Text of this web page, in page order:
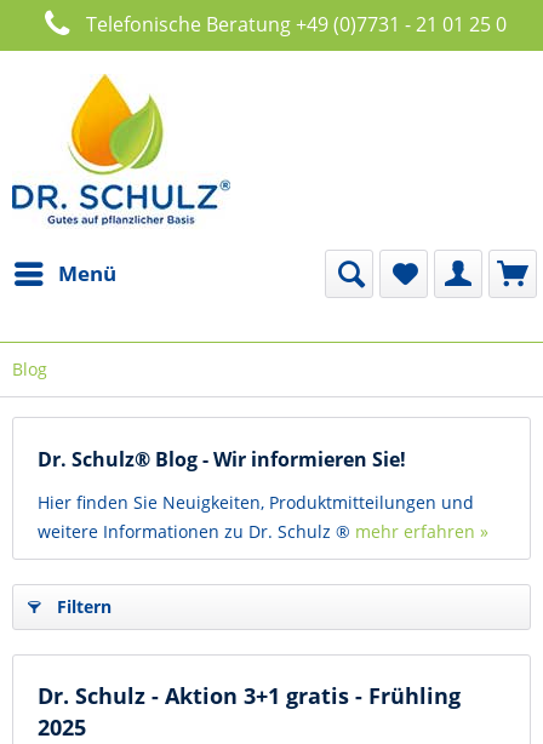
Telefonische Beratung +49 (0)7731 - 21 01 25 0
Menü
Blog
Dr. Schulz® Blog - Wir informieren Sie!
Hier finden Sie Neuigkeiten, Produktmitteilungen und
weitere Informationen zu Dr. Schulz ® mehr erfahren »
Filtern
Dr. Schulz - Aktion 3+1 gratis - Frühling
2025